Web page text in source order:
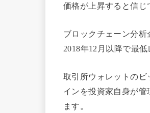
価格が上昇すると信じ
ブロックチェーン分
2018年12月以降で最
取引所ウォレットの
インを投資家自身が
ます。